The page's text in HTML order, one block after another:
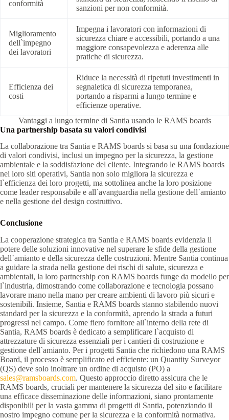
conformità
sanzioni per non conformità.
Miglioramento
dell`impegno
dei lavoratori
Impegna i lavoratori con informazioni di
sicurezza chiare e accessibili, portando a una
maggiore consapevolezza e aderenza alle
pratiche di sicurezza.
Efficienza dei
costi
Riduce la necessità di ripetuti investimenti in
segnaletica di sicurezza temporanea,
portando a risparmi a lungo termine e
efficienze operative.
Vantaggi a lungo termine di Santia usando le RAMS boards
Una partnership basata su valori condivisi
La collaborazione tra Santia e RAMS boards si basa su una fondazione
di valori condivisi, inclusi un impegno per la sicurezza, la gestione
ambientale e la soddisfazione del cliente. Integrando le RAMS boards
nei loro siti operativi, Santia non solo migliora la sicurezza e
l`efficienza dei loro progetti, ma sottolinea anche la loro posizione
come leader responsabile e all`avanguardia nella gestione dell`amianto
e nella gestione del design costruttivo.
Conclusione
La cooperazione strategica tra Santia e RAMS boards evidenzia il
potere delle soluzioni innovative nel superare le sfide della gestione
dell`amianto e della sicurezza delle costruzioni. Mentre Santia continua
a guidare la strada nella gestione dei rischi di salute, sicurezza e
ambientali, la loro partnership con RAMS boards funge da modello per
l`industria, dimostrando come collaborazione e tecnologia possano
lavorare mano nella mano per creare ambienti di lavoro più sicuri e
sostenibili. Insieme, Santia e RAMS boards stanno stabilendo nuovi
standard per la sicurezza e la conformità, aprendo la strada a futuri
progressi nel campo. Come fiero fornitore all`interno della rete di
Santia, RAMS boards è dedicato a semplificare l`acquisto di
attrezzature di sicurezza essenziali per i cantieri di costruzione e
gestione dell`amianto. Per i progetti Santia che richiedono una RAMS
Board, il processo è semplificato ed efficiente: un Quantity Surveyor
(QS) deve solo inoltrare un ordine di acquisto (PO) a
sales@ramsboards.com. Questo approccio diretto assicura che le
RAMS boards, cruciali per mantenere la sicurezza del sito e facilitare
una efficace disseminazione delle informazioni, siano prontamente
disponibili per la vasta gamma di progetti di Santia, potenziando il
nostro impegno comune per la sicurezza e la conformità normativa.